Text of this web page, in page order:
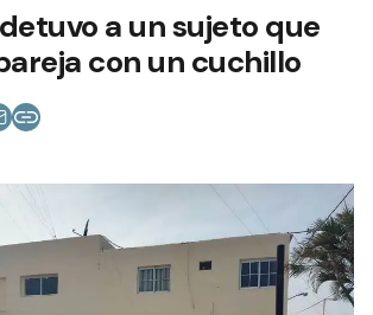
a un sujeto que
con un cuchillo